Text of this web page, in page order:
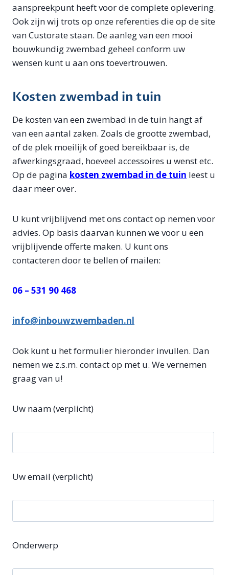
aanspreekpunt heeft voor de complete oplevering.
Ook zijn wij trots op onze referenties die op de site
van Custorate staan. De aanleg van een mooi
bouwkundig zwembad geheel conform uw
wensen kunt u aan ons toevertrouwen.
Kosten zwembad in tuin
De kosten van een zwembad in de tuin hangt af
van een aantal zaken. Zoals de grootte zwembad,
of de plek moeilijk of goed bereikbaar is, de
afwerkingsgraad, hoeveel accessoires u wenst etc.
Op de pagina kosten zwembad in de tuin leest u
daar meer over.
U kunt vrijblijvend met ons contact op nemen voor
advies. Op basis daarvan kunnen we voor u een
vrijblijvende offerte maken. U kunt ons
contacteren door te bellen of mailen:
06 – 531 90 468
info@inbouwzwembaden.nl
Ook kunt u het formulier hieronder invullen. Dan
nemen we z.s.m. contact op met u. We vernemen
graag van u!
Uw naam (verplicht)
Uw email (verplicht)
Onderwerp